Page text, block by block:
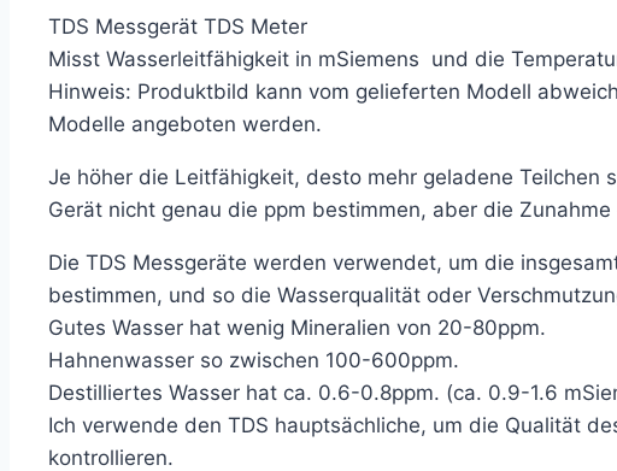
TDS Messgerät TDS Meter
Misst Wasserleitfähigkeit in mSiemens und die
Hinweis: Produktbild kann vom gelieferten Modell
Modelle angeboten werden.
Je höher die Leitfähigkeit, desto mehr geladene Teilchen
Gerät nicht genau die ppm bestimmen, aber die
Die TDS Messgeräte werden verwendet, um die
bestimmen, und so die Wasserqualität oder
Gutes Wasser hat wenig Mineralien von 20-80ppm.
Hahnenwasser so zwischen 100-600ppm.
Destilliertes Wasser hat ca. 0.6-0.8ppm. (ca. 0.9-1.6
Ich verwende den TDS hauptsächliche, um die Qualität
kontrollieren.